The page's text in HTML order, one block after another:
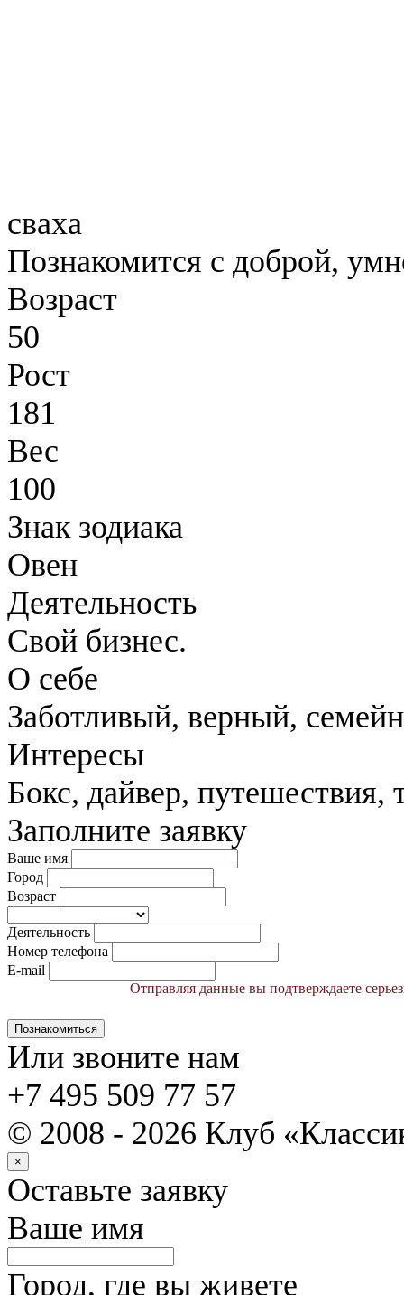
сваха
Познакомится с доброй,
Возраст
50
Рост
181
Вес
100
Знак зодиака
Овен
Деятельность
Свой бизнес.
О себе
Заботливый, верный,
Интересы
Бокс, дайвер, путешествия,
Заполните заявку
Ваше имя
Город
Возраст
Деятельность
Номер телефона
E-mail
Отправляя данные вы подтверждаете
Познакомиться
Или звоните нам
+7 495 509 77 57
© 2008 - 2026 Клуб
×
Оставьте заявку
Ваше имя
Город, где вы живете